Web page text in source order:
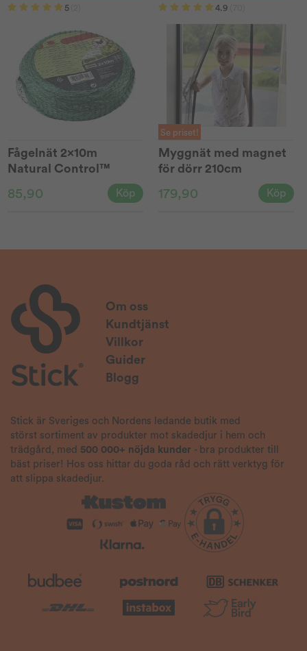
5
Fågelnät 2x10m
Natural Control™
85,90 Köp
4.9
Se priset!
Myggnät med magnet
för dörr 210cm
179,90 Köp
Om oss
Kundtjänst
Villkor
Guider
Blogg
Stick är Sveriges och Nordens ledande butik med
störst sortiment av produkter mot skadedjur i hem och
trädgård, med 500 000+ nöjda kunder - bra produkter till
bäst priser! Hos oss hittar du goda råd och rätt verktyg för
att slippa skadedjur.